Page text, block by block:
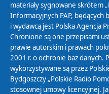
Polityka ochrony danych
Abonament
Zamówienia publiczne
Biuletyn Informacji
materiały sygnowane skrótem
Informacyjnych PAP,
i wydawcą jest Polska Agencja
Chronione są one przepisami
prawie autorskim i prawach
2001 r. o ochronie baz danych.
wykorzystywane są przez
Bydgoszczy „Polskie Radio
stosownej umowy licencyjnej.